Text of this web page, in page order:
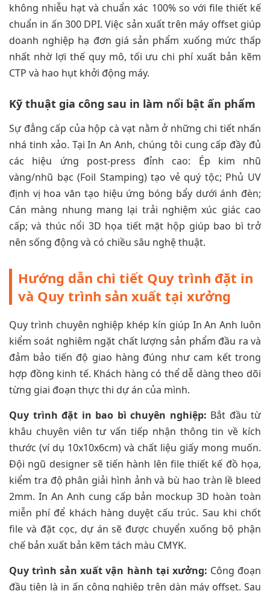
không nhiễu hạt và chuẩn xác 100% so với file thiết kế
chuẩn in ấn 300 DPI. Việc sản xuất trên máy offset giúp
doanh nghiệp hạ đơn giá sản phẩm xuống mức thấp
nhất nhờ lợi thế quy mô, tối ưu chi phí xuất bản kẽm
CTP và hao hụt khởi động máy.
Kỹ thuật gia công sau in làm nổi bật ấn phẩm
Sự đẳng cấp của hộp cà vạt nằm ở những chi tiết nhấn
nhá tinh xảo. Tại In An Anh, chúng tôi cung cấp đầy đủ
các hiệu ứng post-press đỉnh cao: Ép kim nhũ
vàng/nhũ bạc (Foil Stamping) tạo vẻ quý tộc; Phủ UV
định vị hoa văn tạo hiệu ứng bóng bẩy dưới ánh đèn;
Cán màng nhung mang lại trải nghiệm xúc giác cao
cấp; và thúc nổi 3D họa tiết mặt hộp giúp bao bì trở
nên sống động và có chiều sâu nghệ thuật.
Hướng dẫn chi tiết Quy trình đặt in
và Quy trình sản xuất tại xưởng
Quy trình chuyên nghiệp khép kín giúp In An Anh luôn
kiểm soát nghiêm ngặt chất lượng sản phẩm đầu ra và
đảm bảo tiến độ giao hàng đúng như cam kết trong
hợp đồng kinh tế. Khách hàng có thể dễ dàng theo dõi
từng giai đoạn thực thi dự án của mình.
Quy trình đặt in bao bì chuyên nghiệp: Bắt đầu từ
khâu chuyên viên tư vấn tiếp nhận thông tin về kích
thước (ví dụ 10x10x6cm) và chất liệu giấy mong muốn.
Đội ngũ designer sẽ tiến hành lên file thiết kế đồ họa,
kiểm tra độ phân giải hình ảnh và bù hao tràn lề bleed
2mm. In An Anh cung cấp bản mockup 3D hoàn toàn
miễn phí để khách hàng duyệt cấu trúc. Sau khi chốt
file và đặt cọc, dự án sẽ được chuyển xuống bộ phận
chế bản xuất bản kẽm tách màu CMYK.
Quy trình sản xuất vận hành tại xưởng: Công đoạn
đầu tiên là in ấn công nghiệp trên dàn máy offset. Sau